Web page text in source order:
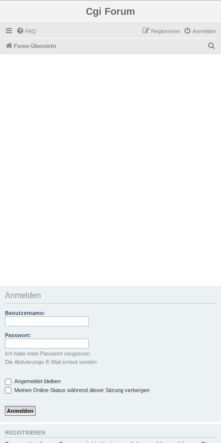
Cgi Forum
FAQ Anmelden
Registrieren
Foren-Übersicht
Anmelden
Benutzername:
Passwort:
Ich habe mein Passwort vergessen
Die Aktivierungs-E-Mail erneut senden
Angemeldet bleiben
Meinen Online-Status während dieser Sitzung verbergen
REGISTRIEREN